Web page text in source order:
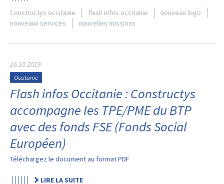
Constructys occitanie
flash infos occitanie
nouveau logo
nouveaux services
nouvelles missions
16.10.2019
Occitanie
Flash infos Occitanie : Constructys
accompagne les TPE/PME du BTP
avec des fonds FSE (Fonds Social
Européen)
Téléchargez le document au format PDF
LIRE LA SUITE